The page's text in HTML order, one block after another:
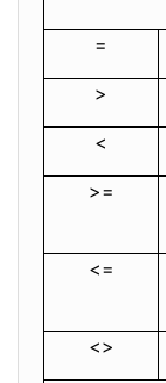
=
>
<
>=
<=
<>